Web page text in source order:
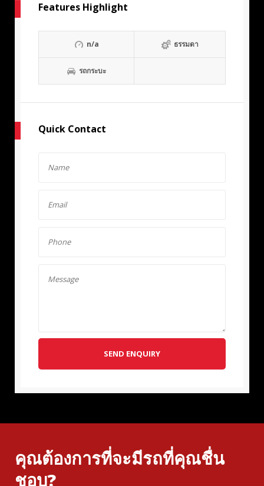
Features Highlight
n/a ธรรมดา
รถกระบะ
Quick Contact
SEND ENQUIRY
คุณต้องการที่จะมีรถที่คุณชื่น
ชอบ?